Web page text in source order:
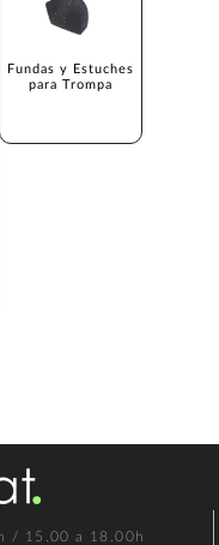
Fundas y Estuches
para Trompa
/ 15.00 a 18.00h